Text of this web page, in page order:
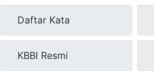
Daftar Kata
KBBI Resmi